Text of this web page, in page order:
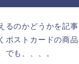
るのかどうかを記事
ポストカードの商品
も、、、。